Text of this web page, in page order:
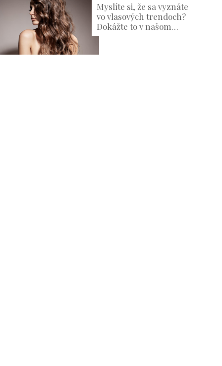
Myslíte si, že sa vyznáte
vo vlasových trendoch?
Dokážte to v našom
KVÍZE!